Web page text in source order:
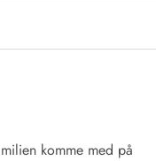
komme med på